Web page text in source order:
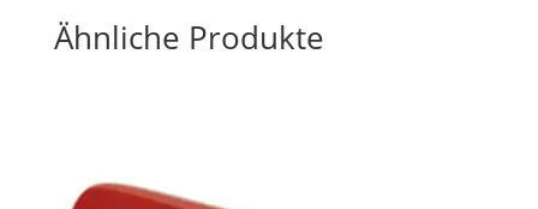
Ähnliche Produkte